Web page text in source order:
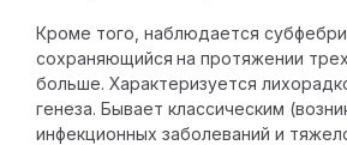
Кроме того, наблюдается
сохраняющийся на протяжении
больше. Характеризуется
генеза. Бывает классическим
инфекционных заболеваний и